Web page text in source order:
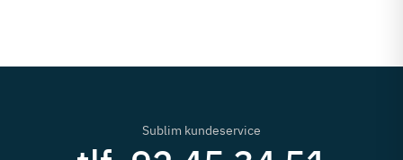
Sublim kundeservice